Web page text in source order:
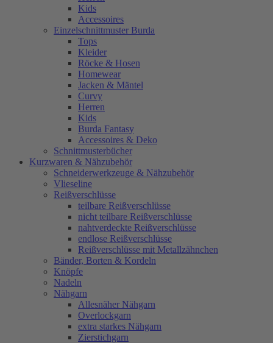
Kids
Accessoires
Einzelschnittmuster Burda
Tops
Kleider
Röcke & Hosen
Homewear
Jacken & Mäntel
Curvy
Herren
Kids
Burda Fantasy
Accessoires & Deko
Schnittmusterbücher
Kurzwaren & Nähzubehör
Schneiderwerkzeuge & Nähzubehör
Vlieseline
Reißverschlüsse
teilbare Reißverschlüsse
nicht teilbare Reißverschlüsse
nahtverdeckte Reißverschlüsse
endlose Reißverschlüsse
Reißverschlüsse mit Metallzähnchen
Bänder, Borten & Kordeln
Knöpfe
Nadeln
Nähgarn
Allesnäher Nähgarn
Overlockgarn
extra starkes Nähgarn
Zierstichgarn